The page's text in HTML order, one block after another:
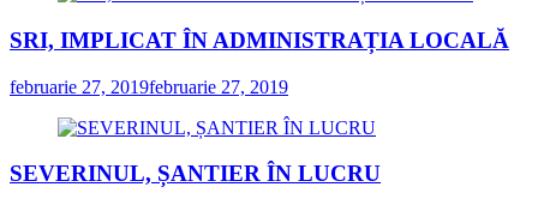
SRI, IMPLICAT ÎN ADMINISTRAȚIA LOCALĂ
februarie 27, 2019februarie 27, 2019
SEVERINUL, ȘANTIER ÎN LUCRU